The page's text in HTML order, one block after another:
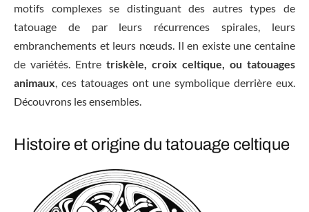
motifs complexes se distinguant des autres types de
tatouage de par leurs récurrences spirales, leurs
embranchements et leurs nœuds. Il en existe une centaine
de variétés. Entre triskèle, croix celtique, ou tatouages
animaux , ces tatouages ont une symbolique derrière eux.
Découvrons les ensembles.
Histoire et origine du tatouage celtique